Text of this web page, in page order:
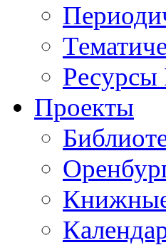
Ресурсы
Проекты
Книжные